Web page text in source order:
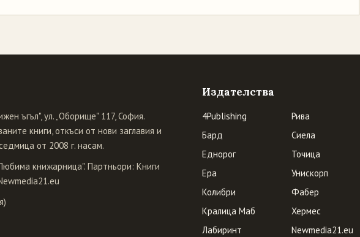
ъгъл", ул. „Оборище" 117, София.
книги, откъси от нови заглавия и
от 2008 г. насам.
книжарница". Партньори: Книги
Издателства
4Publishing
Бард
Еднорог
Ера
Колибри
Кралица Маб
Лабиринт
Рива
Сиела
Точица
Унискорп
Фабер
Хермес
Newmedia21.eu